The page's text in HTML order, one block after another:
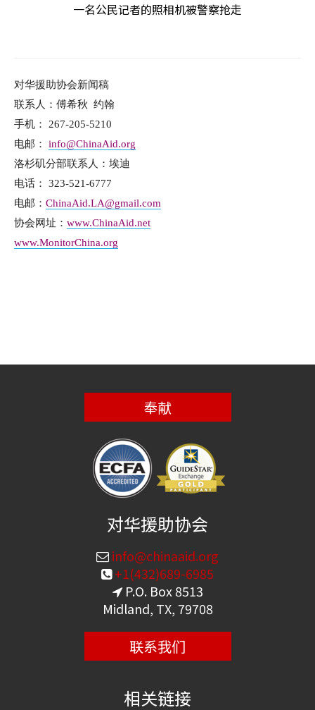
一名公民记者的照相机被警察抢走
对华援助协会新闻稿
联系人：傅希秋 约翰
手机： 267-205-5210
电邮： info@ChinaAid.org
洛杉矶分部联系人：埃迪
电话： 323-521-6777
电邮： ChinaAid.LA@gmail.com
协会网址： www.ChinaAid.net
www.MonitorChina.org
奉献
对华援助协会
info@chinaaid.org
+1(432)689-6985
P.O. Box 8513
Midland, TX, 79708
联系我们
相关链接